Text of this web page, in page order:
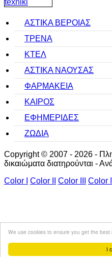
I
We use cookies to ensure you get the best
ΑΣΤΙΚΑ ΒΕΡΟΙΑΣ
ΤΡΕΝΑ
ΚΤΕΛ
ΑΣΤΙΚΑ ΝΑΟΥΣΑΣ
ΦΑΡΜΑΚΕΙΑ
ΚΑΙΡΟΣ
ΕΦΗΜΕΡΙΔΕΣ
ΖΩΔΙΑ
Copyright © 2007 - 2026 -
δικαιώματα διατηρούνται -
Color I
Color II Color III Color